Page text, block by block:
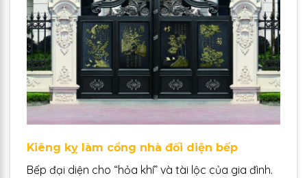
Kiêng kỵ làm cổng nhà đối diện bếp
Bếp đại diện cho “hỏa khí” và tài lộc của gia đình.